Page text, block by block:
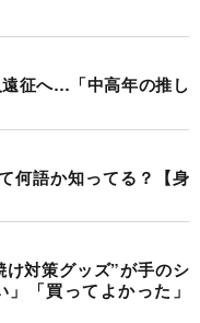
征へ…「中高年の推し
何語か知ってる？【身
け対策グッズ”が手のシ
「買ってよかった」